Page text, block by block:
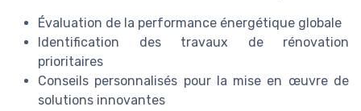
Évaluation de la performance énergétique globale
Identification des travaux de rénovation
prioritaires
Conseils personnalisés pour la mise en œuvre de
solutions innovantes